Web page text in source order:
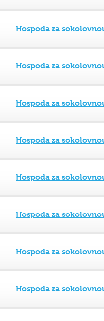
Hospoda za
Hospoda za
Hospoda za
Hospoda za
Hospoda za
Hospoda za
Hospoda za
Hospoda za